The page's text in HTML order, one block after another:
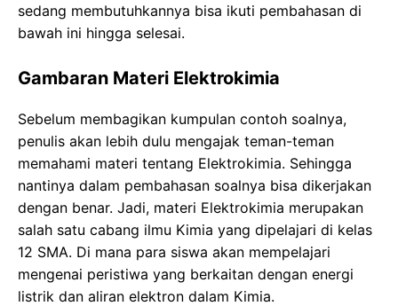
sedang membutuhkannya bisa ikuti pembahasan di
bawah ini hingga selesai.
Gambaran Materi Elektrokimia
Sebelum membagikan kumpulan contoh soalnya,
penulis akan lebih dulu mengajak teman-teman
memahami materi tentang Elektrokimia. Sehingga
nantinya dalam pembahasan soalnya bisa dikerjakan
dengan benar. Jadi, materi Elektrokimia merupakan
salah satu cabang ilmu Kimia yang dipelajari di kelas
12 SMA. Di mana para siswa akan mempelajari
mengenai peristiwa yang berkaitan dengan energi
listrik dan aliran elektron dalam Kimia.